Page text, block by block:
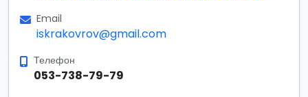
Email
iskrakovrov@gmail.com
Телефон
053-738-79-79